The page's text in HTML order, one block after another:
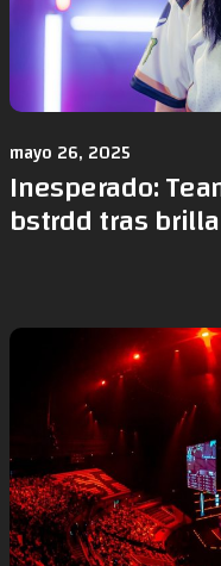
mayo 26, 2025
Inesperado:
bstrdd tras